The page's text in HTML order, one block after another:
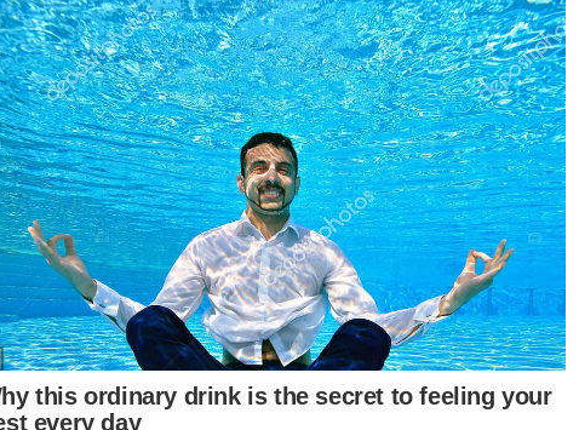
Menceritakan mengenai perniagaannya, Rafika
berkata, memilih berniaga makanan selepas
tertarik dengan keenakan rasa tiga menu
istimewanya itu.
Artikel Berkaitan:
'Capai kadar gaji RM3,000 bergantung pertumbuhan,
polisi ekonomi'
[VIDEO] GST hanya dilaksana sekiranya ambang gaji
minimum meningkat kepada RM3,000 - PM
Pintu kaca dilastik, stesen minyak dipecah masuk